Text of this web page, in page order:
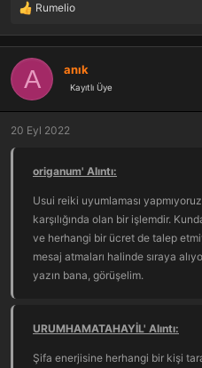
T
p
k
l
e
r
Rumelio
A anık
Kayıtlı Üye
20 Eyl 2022
origanum' Alıntı:
Usui reiki uyumlaması
karşılığında olan bir işlemdir.
ve herhangi bir ücret de talep
mesaj atmaları halinde sıraya
yazın bana, görüşelim.
URUMHAMATAHAYİL' Alıntı:
Şifa enerjisine herhangi bir kişi